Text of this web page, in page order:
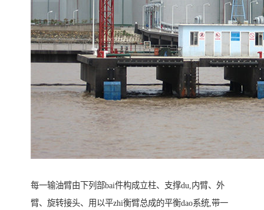
每一输油臂由下列部bai件构成立柱、支撑du,内臂、外
臂、旋转接头、用以平zhi衡臂总成的平衡dao系统,带一